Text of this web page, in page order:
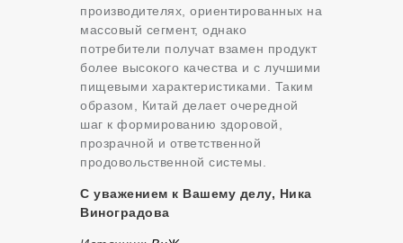
производителях, ориентированных на
массовый сегмент, однако
потребители получат взамен продукт
более высокого качества и с лучшими
пищевыми характеристиками. Таким
образом, Китай делает очередной
шаг к формированию здоровой,
прозрачной и ответственной
продовольственной системы.
С уважением к Вашему делу, Ника
Виноградова